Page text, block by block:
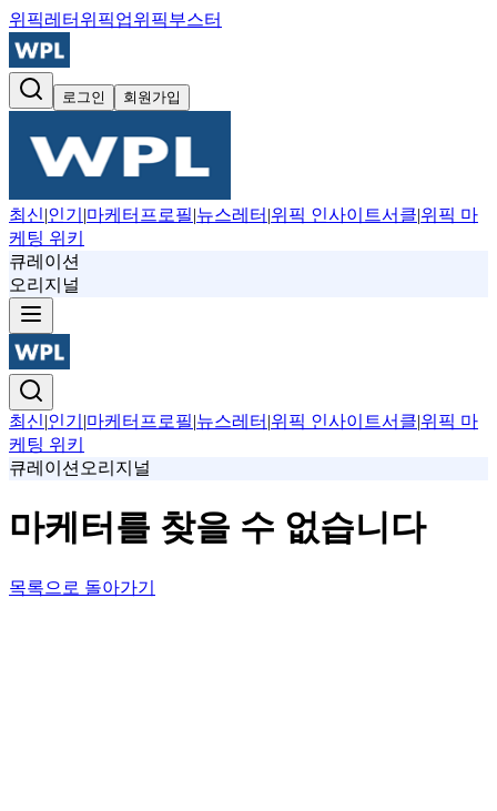
위픽레터 위픽업위픽부스터
로그인 회원가입
최신|인기 |마케터프로필|뉴스레터 |위픽 인사이트서클|위픽 마
케팅 위키
큐레이션
오리지널
최신|인기 |마케터프로필|뉴스레터 |위픽 인사이트서클|위픽 마
케팅 위키
큐레이션 오리지널
마케터를 찾을 수 없습니다
목록으로 돌아가기